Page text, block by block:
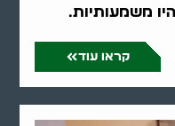
משמעותיות.
קראו עוד